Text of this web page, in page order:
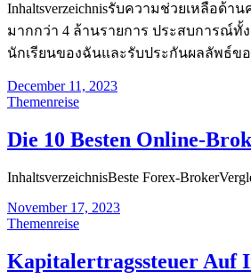
Inhaltsverzeichnisรับความช่วยเหลือ
มากกว่า 4 ล้านรายการ ประสบการณ์
นักเรียนของฉันและรับประกันผลลัพธ์ข
December 11, 2023
Themenreise
Die 10 Besten Online-
InhaltsverzeichnisBeste Forex-
November 17, 2023
Themenreise
Kapitalertragssteuer Auf